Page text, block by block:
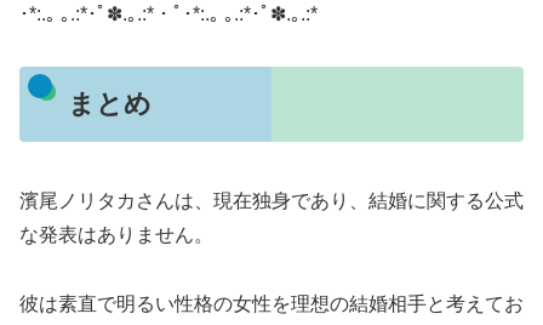
​･*:.｡ ｡.:*･ﾟ✽.｡.:*・ﾟ･*:.｡ ｡.:*･ﾟ✽.｡.:*
まとめ
濱尾ノリタカさんは、現在独身であり、結婚に関する公式
な発表はありません。
彼は素直で明るい性格の女性を理想の結婚相手と考えてお